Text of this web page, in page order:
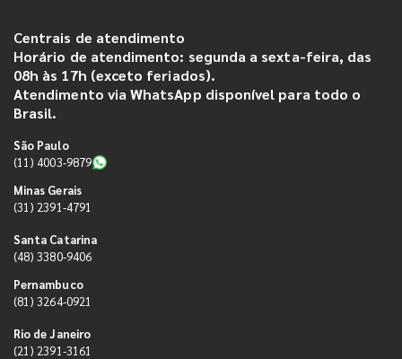
Centrais de atendimento
Horário de atendimento: segunda a sexta-feira, das
08h às 17h (exceto feriados).
Atendimento via WhatsApp disponível para todo o
Brasil.
São Paulo
(11) 4003-9879
Minas Gerais
(31) 2391-4791
Santa Catarina
(48) 3380-9406
Pernambuco
(81) 3264-0921
Rio de Janeiro
(21) 2391-3161